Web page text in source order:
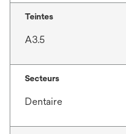
Teintes
A3.5
Secteurs
Dentaire